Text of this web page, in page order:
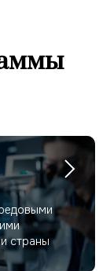
страны